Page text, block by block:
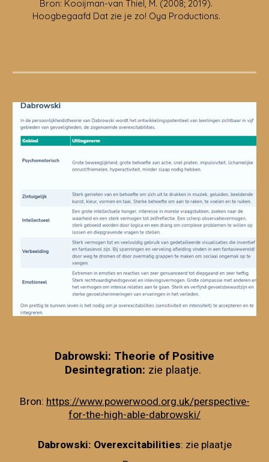
Bron: Kooijman-van Thiel, M. (2008; 2019).
Hoogbegaafd Dat zie je zo! Oya Productions.
Dabrowski: Theorie of Positive
Desintegration: zie plaatje.
Bron: https://www.powerwood.org.uk/perspective-
for-the-high-able-dabrowski/
Dabrowski: Overexcitabilities: zie plaatje